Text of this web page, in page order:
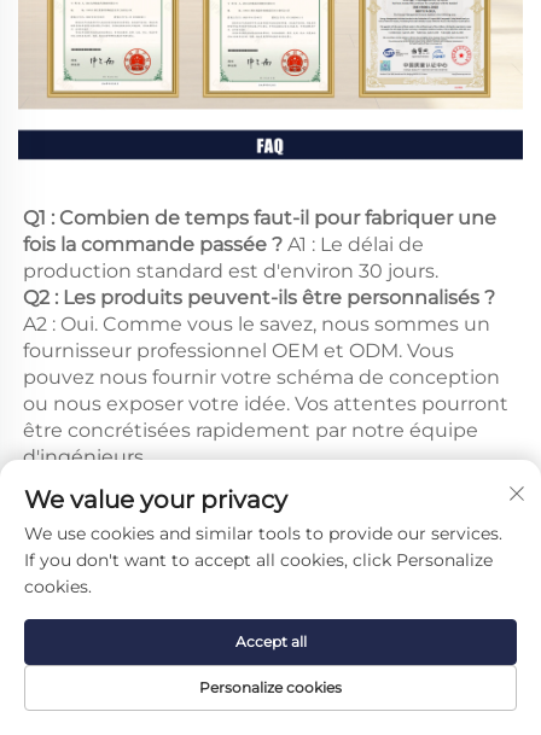
Q1 : Combien de temps faut-il pour fabriquer une
fois la commande passée ? A1 : Le délai de
production standard est d'environ 30 jours.
A2 : Oui. Comme vous le savez, nous sommes un
fournisseur professionnel OEM et ODM. Vous
pouvez nous fournir votre schéma de conception
ou nous exposer votre idée. Vos attentes pourront
être concrétisées rapidement par notre équipe
d'ingénieurs.
A3 : Oui, vous pouvez. C'est une procédure
nécessaire pour les deux parties. Les commandes
d'échantillons sont les bienvenues afin de tester et
coopération à long terme fondée sur la confiance.
A4 : Bien sûr que vous pouvez ! Toutefois, une
We value your privacy
We use cookies and similar tools to provide our services.
If you don't want to accept all cookies, click Personalize
cookies.
Personalize cookies
Accept all